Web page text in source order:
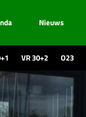
Nieuws
VR 30+2 O23